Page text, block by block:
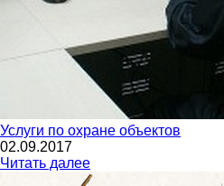
Услуги по охране объектов
02.09.2017
Читать далее